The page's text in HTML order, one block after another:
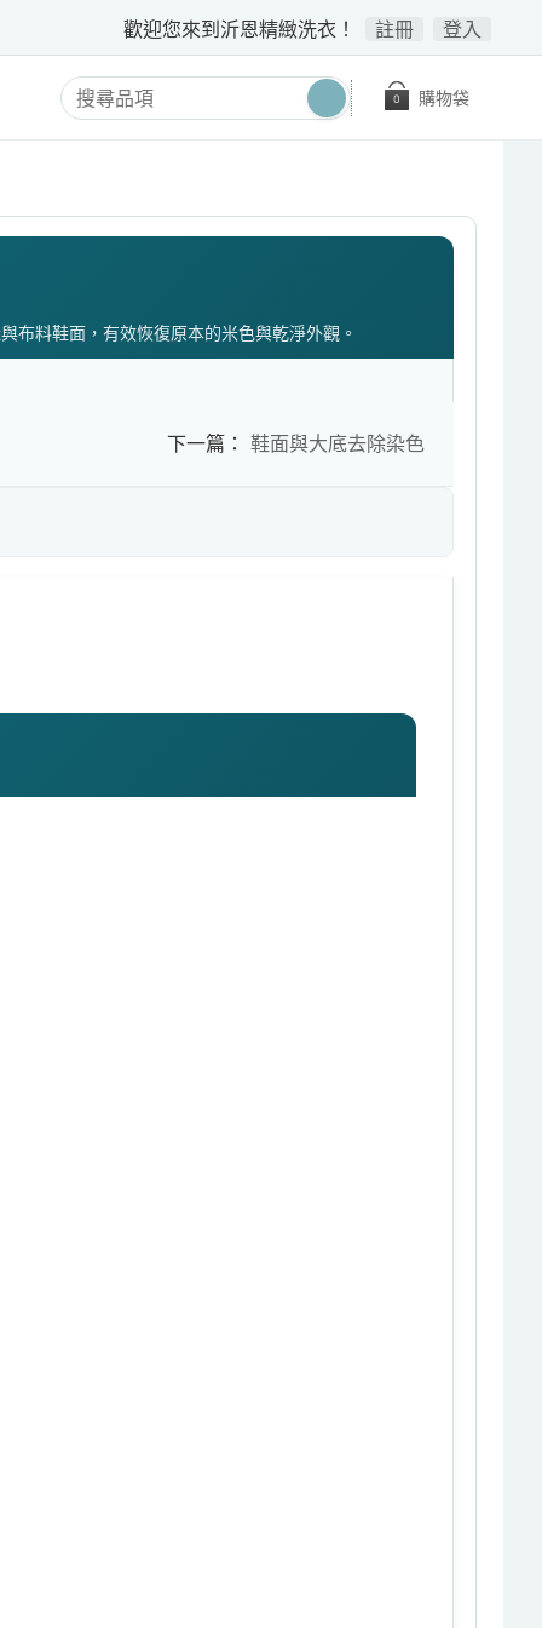
歡迎您來到沂恩精緻洗衣！ 註冊 登入
購物袋
0
布料鞋面，有效恢復原本的米色與乾淨外觀。
下一篇： 鞋面與大底去除染色